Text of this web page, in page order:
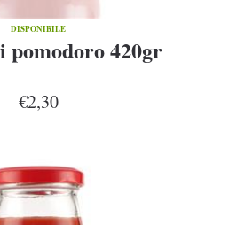
DISPONIBILE
pomodoro 420gr
€2,30